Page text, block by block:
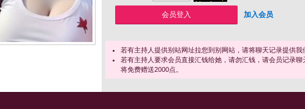
加入会员
若有主持人提供别站网址拉您到别网站，请将聊天记录提供我
若有主持人要求会员直接汇钱给她，请勿汇钱，请会员记录
将免费赠送2000点。